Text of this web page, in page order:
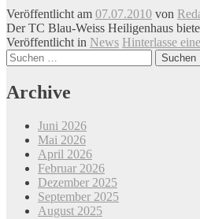
Veröffentlicht am 07.07.2010 von
Der TC Blau-Weiss Heiligenhaus
Veröffentlicht in News Hinterlasse
Beitrags-
Navigation
Suchen
nach:
Archive
Juni 2026
Mai 2026
April 2026
Februar 2026
Dezember 2025
September 2025
August 2025